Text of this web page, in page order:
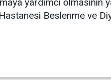
Beslenme ve